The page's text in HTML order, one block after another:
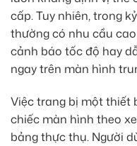
cấp. Tuy nhiên, trong
thường có nhu cầu
cảnh báo tốc độ hay
ngay trên màn hình
Việc trang bị một thiết
chiếc màn hình theo
bảng thực thụ. Người